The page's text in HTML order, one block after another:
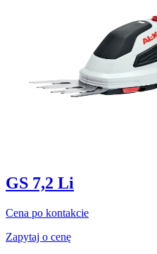
GS 7,2 Li
Cena po kontakcie
Zapytaj o cenę